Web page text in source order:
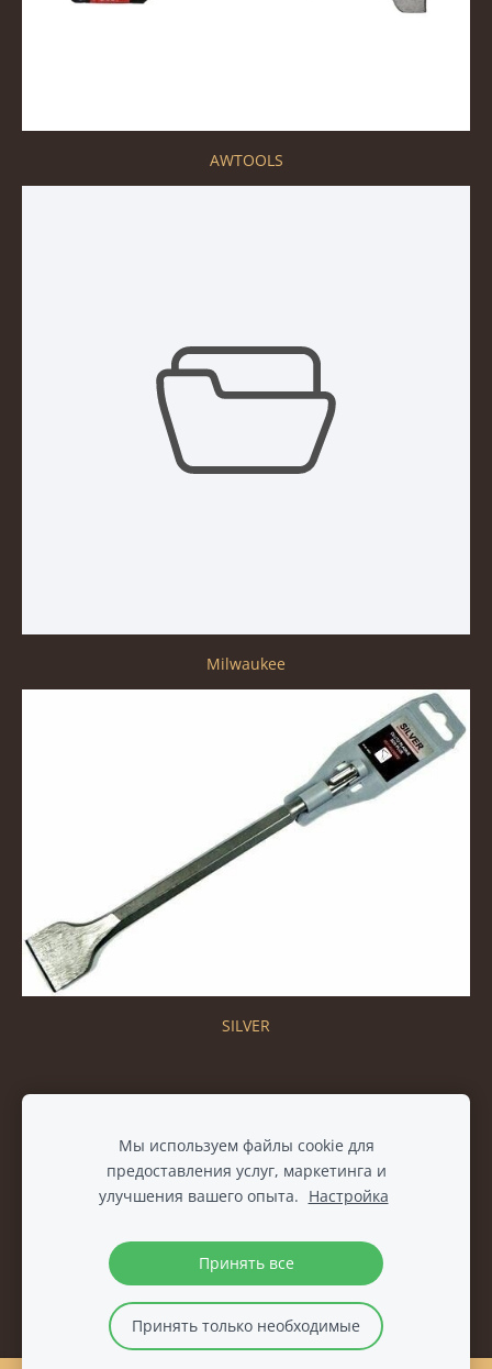
AWTOOLS
Milwaukee
SILVER
Мы используем файлы cookie для
предоставления услуг, маркетинга и
улучшения вашего опыта. Настройка
Принять все
Принять только необходимые